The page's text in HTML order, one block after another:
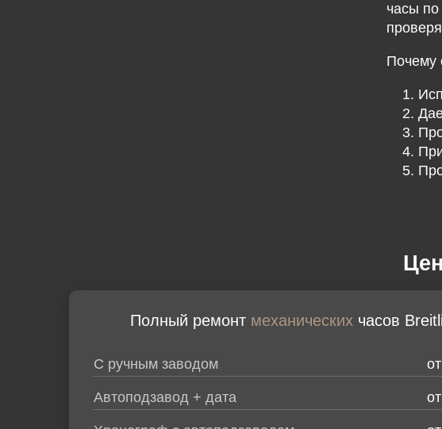
часы
Почему
Полный ремонт механическихчасов
С ручным заводом
Автоподзавод + дата